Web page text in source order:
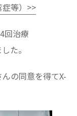
等）>>
回治療
た。
の同意を得てX-